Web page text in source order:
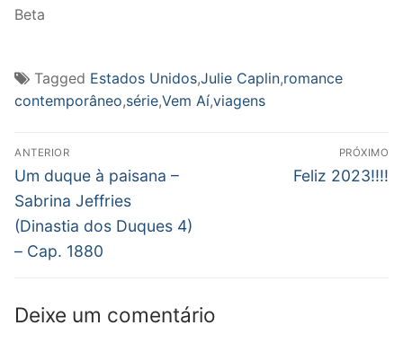
Beta
Tagged Estados Unidos,Julie Caplin,romance
contemporâneo,série,Vem Aí,viagens
Navegação
de
Post
ANTERIOR
Post
anterior:
Um duque à paisana –
Sabrina Jeffries
(Dinastia dos Duques 4)
– Cap. 1880
PRÓXIMO
Próximo
Feliz 2023!!!!
Deixe um comentário